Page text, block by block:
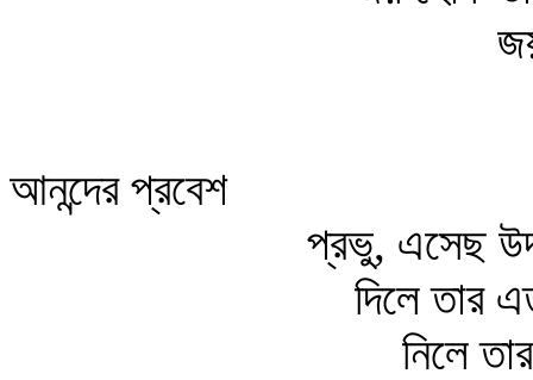
আনন্দের প্রবেশ
প্রভু, এসেছ
দিলে তার
নিলে